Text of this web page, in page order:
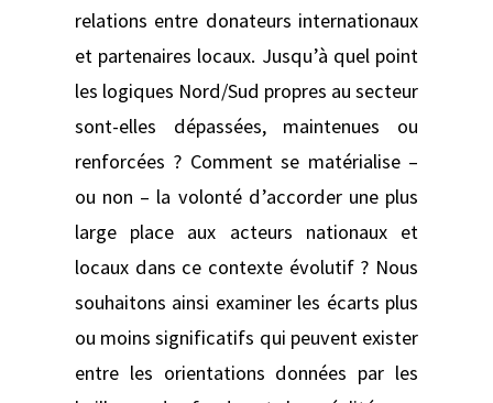
relations entre donateurs internationaux
et partenaires locaux. Jusqu’à quel point
les logiques Nord/Sud propres au secteur
sont-elles dépassées, maintenues ou
renforcées ? Comment se matérialise –
ou non – la volonté d’accorder une plus
large place aux acteurs nationaux et
locaux dans ce contexte évolutif ? Nous
souhaitons ainsi examiner les écarts plus
ou moins significatifs qui peuvent exister
entre les orientations données par les